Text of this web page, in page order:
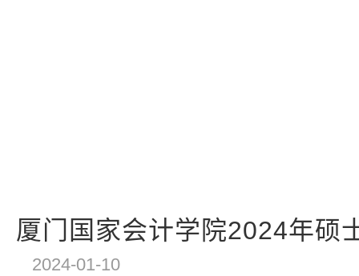
厦门国家会计学院2024年硕
2024-01-10